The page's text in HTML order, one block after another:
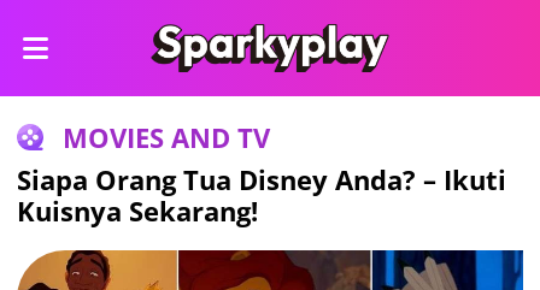
MOVIES AND TV
Siapa Orang Tua Disney Anda? – Ikuti
Kuisnya Sekarang!